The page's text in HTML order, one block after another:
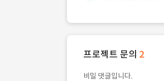
프로젝트 문의 2
비밀 댓글입니다.